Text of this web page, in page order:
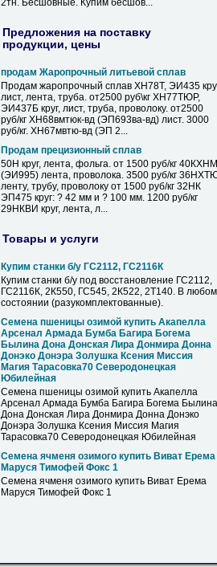
2тн. Бесшовные. Купим бесшов...
Предложения на поставку
продукции, цены
продам Жаропрочный литьевой сплав
Продам жаропрочный сплав ХН78Т, ЭИ435
лист, лента, труба. от2500 руб\кг ХН77ТЮР,
ЭИ437Б круг, лист, труба, проволоку. от2500
руб/кг ХН68вмтюк-вд (ЭП693ва-вд) лист. 3000
руб/кг. ХН67мвтю-вд (ЭП 2...
Продам прецизионный сплав
50Н круг, лента, фольга. от 1500 руб/кг 40КХНМ
(ЭИ995) лента, проволока. 3500 руб/кг
ленту, трубу, проволоку от 1500 руб/кг 32НК
ЭП475 круг: ? 42 мм и ? 100 мм. 1200 руб/кг
29НКВИ круг, лента, л...
Товары и услуги
Купим станки б/у ГС2112, ГС2116К
Купим станки б/у под восстановление ГС2112,
ГС2116К, 2К550, ГС545, 2К522, 2Т140. В любом
состоянии (разукомплектованные).
Семена пшеницы озимой купить Акапелла
Арсенал Армада Бумба Багира Богема
Былина Дона Донская Лира Донмира Донна
Донэко Донэра Золушка Ксения Миссия
Магия Тарасовка70 Северодонецкая
Юбилейная
Семена пшеницы озимой купить Акапелла
Арсенал Армада Бумба Багира Богема Былина
Дона Донская Лира Донмира Донна Донэко
Донэра Золушка Ксения Миссия Магия
Тарасовка70 Северодонецкая Юбилейная
Семена ячменя озимого купить Виват Ерема
Маруся Тимофей Фокс 1
Семена ячменя озимого купить Виват Ерема
Маруся Тимофей Фокс 1